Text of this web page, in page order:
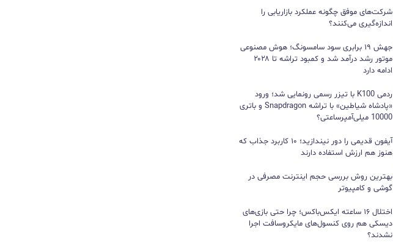
شرکت‌های موفق چگونه عملکرد بازاریابی را
اندازه‌گیری می‌کنند؟
جهش ۱۹ برابری سود سامسونگ؛ هوش مصنوعی
موتور رشد درآمد شد و کمبود تراشه تا ۲۰۲۸
ادامه دارد
ردمی K100 با تیزر رسمی رونمایی شد؛ ورود
«پادشاه شیاطین» با تراشه Snapdragon و باتری
10000 میلی‌آمپرساعتی؟
آیفون قدیمی را دور نیندازید؛ ۱۰ کاربرد جذاب که
هنوز هم ارزش استفاده دارند
بهترین روش بررسی حجم اینترنت مصرفی در
گوشی و کامپیوتر
اختلال ۱۶ ساعته ایکس‌باکس؛ چرا حتی بازی‌های
دیسکی هم روی کنسول‌های مایکروسافت اجرا
نشدند؟